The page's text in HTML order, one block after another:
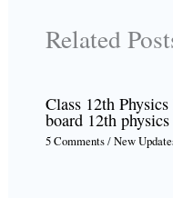
Related
Class 12th
board 12th
5 Comments/New